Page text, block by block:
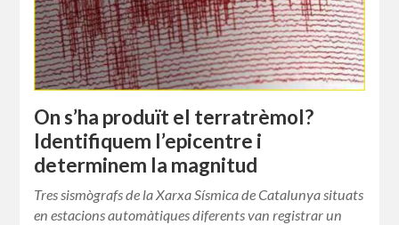
On s’ha produït el terratrèmol?
Identifiquem l’epicentre i
determinem la magnitud
Tres sismògrafs de la Xarxa Sísmica de Catalunya situats
en estacions automàtiques diferents van registrar un